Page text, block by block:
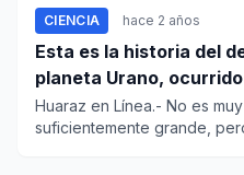
CIENCIA hace 2 años
Esta es la historia del
planeta Urano,
Huaraz en Línea.- No es
suficientemente grande,